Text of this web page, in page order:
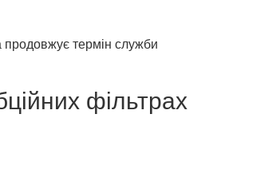
термін служби
фільтрах